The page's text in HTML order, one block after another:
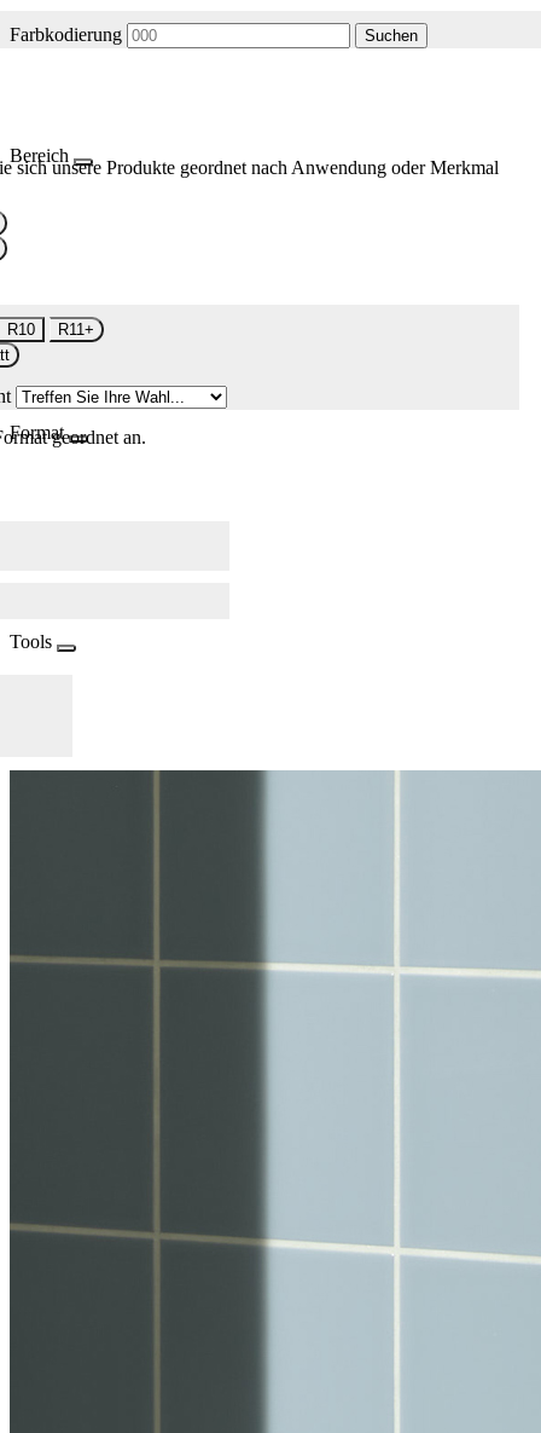
Farbkodierung Suchen
Bereich
sich unsere Produkte geordnet nach Anwendung oder Merkmal
R10
R11+
Formatgeordnet an.
Tools